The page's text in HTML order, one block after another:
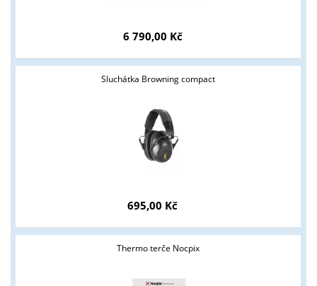
6 790,00 Kč
Sluchátka Browning compact
695,00 Kč
Thermo terče Nocpix
podnikatelům v oblasti zbraně a střelivo. Splňujete tyto